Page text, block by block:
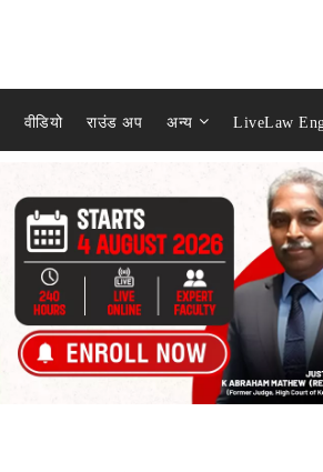
वीडियो राउंड अप अन्य LiveLaw